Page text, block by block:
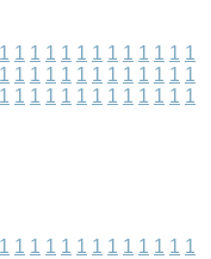
1 1 1 1 1 1 1 1 1 1 1 1 1
1 1 1 1 1 1 1 1 1 1 1 1 1
1 1 1 1 1 1 1 1 1 1 1 1 1
1 1 1 1 1 1 1 1 1 1 1 1 1